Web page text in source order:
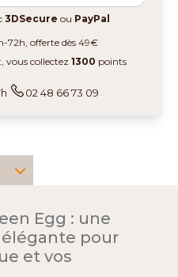
3DSecure ou PayPal
72h, offerte dès 49€
vous collectez1300 points
02 48 66 73 09
Egg : une
pour
et vos